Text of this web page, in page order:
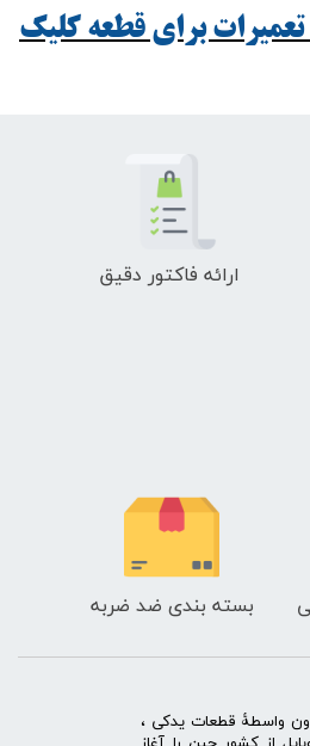
برای قطعه کلیک
بسته بندی ضد ضربه
ارائه فاکتور دقیق
87 واردات بدون واسطۀ قطعات یدکی ،